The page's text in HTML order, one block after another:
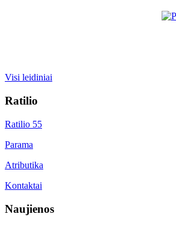
Visi leidiniai
Ratilio
Ratilio 55
Parama
Atributika
Kontaktai
Naujienos